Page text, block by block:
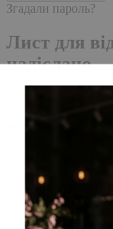
Згадали пароль?
Лист для
надіслано.
Лист із
адресу
запису, доставка
Будь ласка,
ініціювати ще один
Акаунт
Для завершення